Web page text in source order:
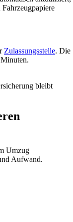
Zulassungsstelle. Die
bleibt
Umzug
Aufwand.